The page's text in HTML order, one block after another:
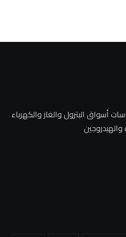
أسواق البترول والغاز والكهرباء